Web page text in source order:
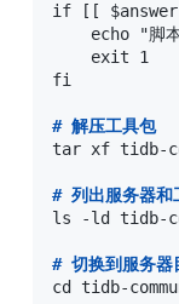
if [[
echo "脚
    exit 1
fi
# 解压工具包
tar xf tidb-
# 列出服务器和
ls -ld tidb-
# 切换到服务器
cd tidb-